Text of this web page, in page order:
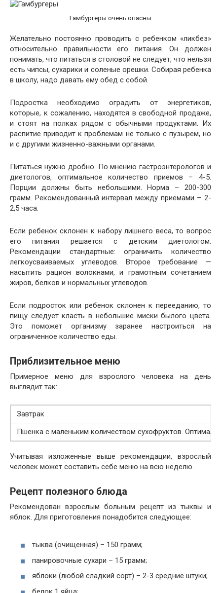
Гамбургеры очень опасны
Желательно постоянно проводить с ребенком «ликбез»
относительно правильности его питания. Он должен
понимать, что питаться в столовой не следует, что нельзя
есть чипсы, сухарики и соленые орешки. Собирая ребенка
в школу, надо давать ему обед с собой.
Подростка необходимо оградить от энергетиков,
которые, к сожалению, находятся в свободной продаже,
и стоят на полках рядом с обычными продуктами. Их
распитие приводит к проблемам не только с пузырем, но
и с другими жизненно-важными органами.
Питаться нужно дробно. По мнению гастроэнтерологов и
диетологов, оптимальное количество приемов – 4-5.
Порции должны быть небольшими. Норма – 200-300
грамм. Рекомендованный интервал между приемами – 2-
2,5 часа.
Если ребенок склонен к набору лишнего веса, то вопрос
его питания решается с детским диетологом.
Рекомендации стандартные: ограничить количество
легкоусваиваемых углеводов. Второе требование —
насытить рацион волокнами, и грамотным сочетанием
жиров, белков и нормальных углеводов.
Если подросток или ребенок склонен к перееданию, то
пищу следует класть в небольшие миски былого цвета.
Это поможет организму заранее настроиться на
ограниченное количество еды.
Приблизительное меню
Примерное меню для взрослого человека на день
выглядит так:
Завтрак
Пшенка с маленьким количеством сухофруктов.
Учитывая изложенные выше рекомендации, взрослый
человек может составить себе меню на всю неделю.
Рецепт полезного блюда
Рекомендован взрослым больным рецепт из тыквы и
яблок. Для приготовления понадобится следующее:
тыква (очищенная) – 150 грамм;
панировочные сухари – 15 грамм;
яблоки (любой сладкий сорт) – 2-3 средние штуки;